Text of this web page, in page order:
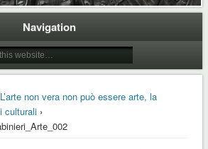
Navigation
L’arte non vera non può essere arte, la
culturali›